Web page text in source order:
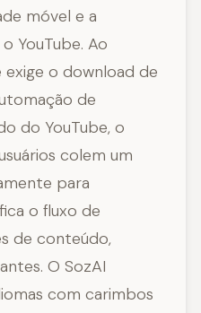
móvel e a
YouTube. Ao
o download de
de
do YouTube, o
colem um
para
o fluxo de
de conteúdo,
O SozAI
com carimbos